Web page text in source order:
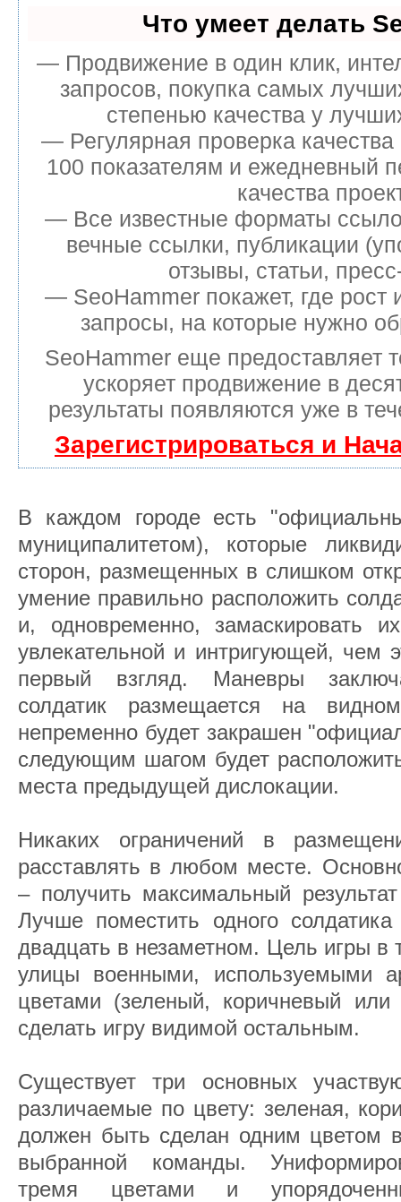
Что умеет делать
— Продвижение в один клик,
запросов, покупка самых
степенью качества у
— Регулярная проверка
100 показателям и ежедневный
качества
— Все известные форматы
вечные ссылки, публикации
отзывы, статьи,
— SeoHammer покажет, где рост
запросы, на которые нужно
SeoHammer еще предоставляет
ускоряет продвижение в
результаты появляются уже в
Зарегистрироваться и
В каждом городе есть
муниципалитетом), которые
сторон, размещенных в слишком
умение правильно расположить
и, одновременно, замаскировать
увлекательной и интригующей, чем
первый взгляд. Маневры
солдатик размещается на
непременно будет закрашен
следующим шагом будет
места предыдущей дислокации.
Никаких ограничений в
расставлять в любом месте.
– получить максимальный
Лучше поместить одного
двадцать в незаметном. Цель игры в
улицы военными, используемыми
цветами (зеленый, коричневый
сделать игру видимой остальным.
Существует три основных
различаемые по цвету: зеленая,
должен быть сделан одним цветом
выбранной команды.
тремя цветами и